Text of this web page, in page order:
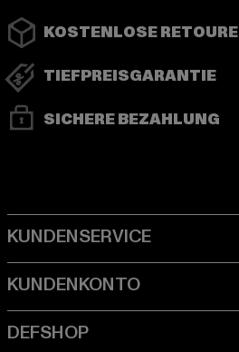
KOSTENLOSE RETOURE
TIEFPREISGARANTIE
SICHERE BEZAHLUNG